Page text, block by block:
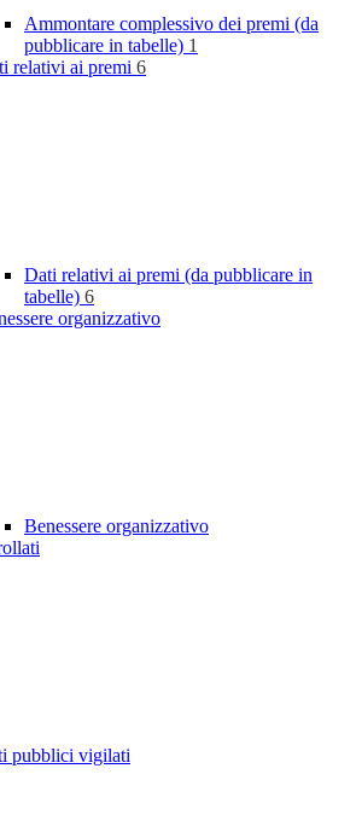
Ammontare complessivo dei premi (da
pubblicare in tabelle) 1
relativi ai premi 6
Dati relativi ai premi (da pubblicare in
tabelle) 6
organizzativo
Benessere organizzativo
pubblici vigilati